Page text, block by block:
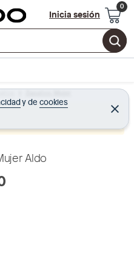
Inicia sesión
e
r
c
B
r
yde cookies C
e
r
Zapatos Mujer
Aldo